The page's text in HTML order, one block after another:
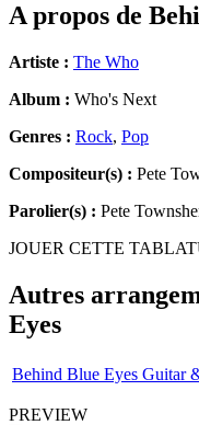
A propos de
Artiste : The Who
Album : Who's Next
Genres : Rock, Pop
Compositeur(s) : Pete
Parolier(s) : Pete
JOUER CETTE
Autres
Eyes
Behind Blue Eyes Guitar
PREVIEW